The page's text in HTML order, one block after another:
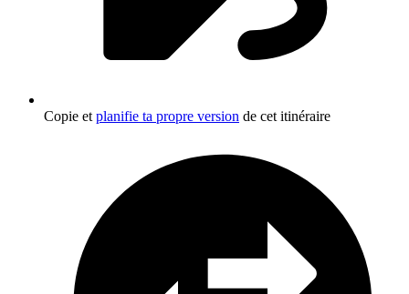
Copie et planifie ta propre version de cet itinéraire